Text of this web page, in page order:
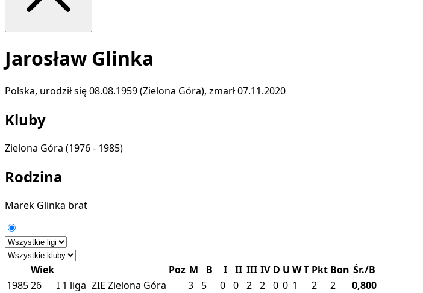
Jarosław Glinka
Polska, urodził się 08.08.1959 (Zielona Góra), zmarł 07.11.2020
Kluby
Zielona Góra (1976 - 1985)
Rodzina
Marek Glinka brat
Wiek Poz M B I II III IV D U WT Pkt Bon Śr./B
198526 I 1 liga ZIE Zielona Góra 3 5 0 0 2 2 0 0 1 2 2
0,800